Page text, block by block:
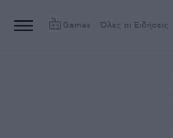
Games Όλες οι Ειδήσεις